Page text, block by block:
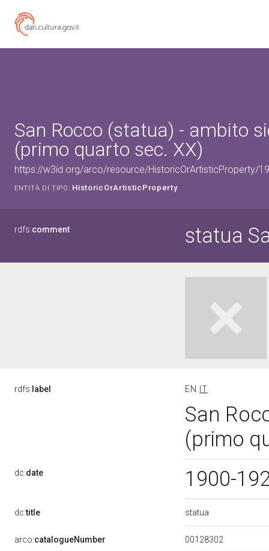
San Rocco (statua) - ambito
(primo quarto sec. XX)
https://w3id.org/arco/resource/HistoricOrArtisticProperty/
ENTITÀ DI TIPO: HistoricOrArtisticProperty
rdfs:comment statua
rdfs: label EN IT
San
(primo
dc:date 1900-
dc:title statua
arco:catalogueNumber 00128302